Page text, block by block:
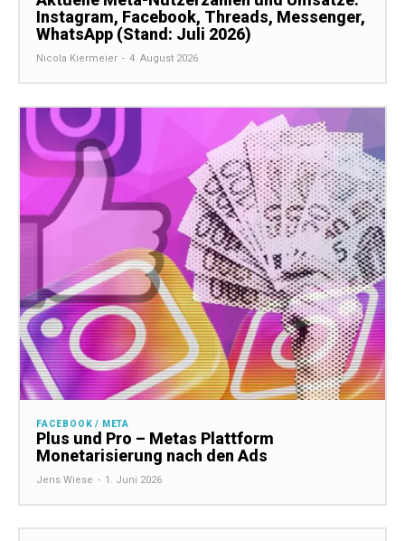
Instagram, Facebook, Threads, Messenger,
WhatsApp (Stand: Juli 2026)
Nicola Kiermeier - 4. August 2026
FACEBOOK / META
Plus und Pro – Metas Plattform
Monetarisierung nach den Ads
Jens Wiese - 1. Juni 2026